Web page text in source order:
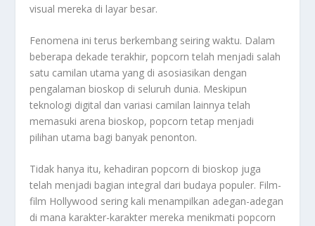
visual mereka di layar besar.
Fenomena ini terus berkembang seiring waktu. Dalam
beberapa dekade terakhir, popcorn telah menjadi salah
satu camilan utama yang di asosiasikan dengan
pengalaman bioskop di seluruh dunia. Meskipun
teknologi digital dan variasi camilan lainnya telah
memasuki arena bioskop, popcorn tetap menjadi
pilihan utama bagi banyak penonton.
Tidak hanya itu, kehadiran popcorn di bioskop juga
telah menjadi bagian integral dari budaya populer. Film-
film Hollywood sering kali menampilkan adegan-adegan
di mana karakter-karakter mereka menikmati popcorn